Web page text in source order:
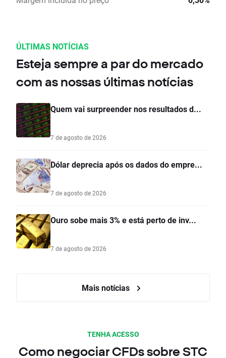
ÚLTIMAS NOTÍCIAS
Esteja sempre a par do mercado
com as nossas últimas notícias
Quem vai surpreender nos resultados d...
7 de agosto de 2026
Dólar deprecia após os dados do empre...
7 de agosto de 2026
Ouro sobe mais 3% e está perto de inv...
7 de agosto de 2026
Mais notícias
TENHA ACESSO
Como negociar CFDs sobre STC